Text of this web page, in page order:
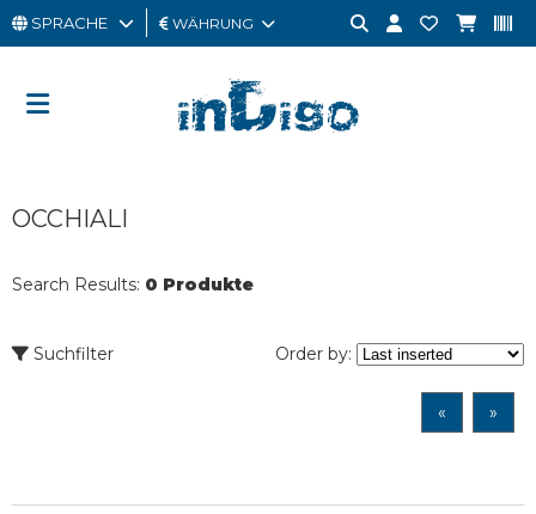
MANN
OUTLET
BRAND
SPRACHE WÄHRUNG
OCCHIALI
Search Results: 0 Produkte
Suchfilter Order by:
« »